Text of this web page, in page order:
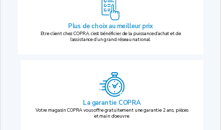
Plus de choix au meilleur prix
Etre client chez COPRA, c’est bénéficier de la puissance d’achat et de
l’assistance d’un grand réseau national.
La garantie COPRA
Votre magasin COPRA vous offre gratuitement une garantie 2 ans, pièces
et main d’oeuvre.